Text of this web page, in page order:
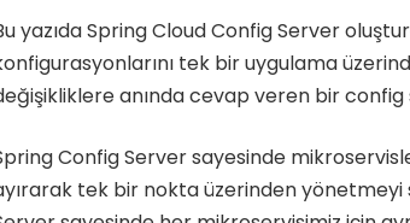
yazıda Spring Cloud Config Server
tek bir uygulama
anında cevap veren bir config
Config Server sayesinde
tek bir nokta üzerinden yönetmeyi